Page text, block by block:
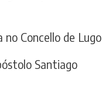
no Concello de Lugo
Santiago